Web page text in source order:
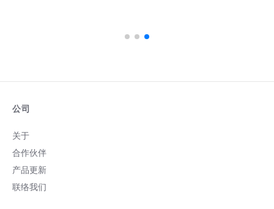
公司
关于
合作伙伴
产品更新
联络我们